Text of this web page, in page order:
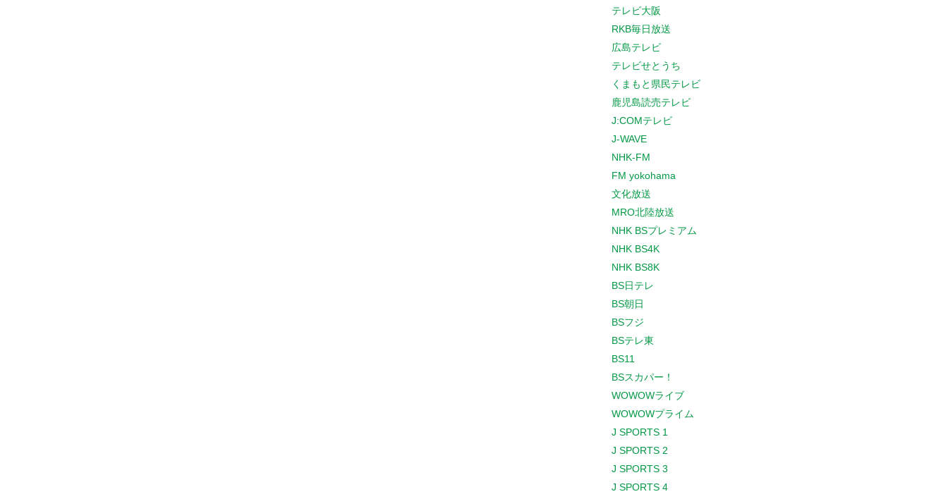
テレビ大阪
RKB毎日放送
広島テレビ
テレビせとうち
くまもと県民テレビ
鹿児島読売テレビ
J:COMテレビ
J-WAVE
NHK-FM
FM yokohama
文化放送
MRO北陸放送
NHK BSプレミアム
NHK BS4K
NHK BS8K
BS日テレ
BS朝日
BSフジ
BSテレ東
BS11
BSスカパー！
WOWOWライブ
WOWOWプライム
J SPORTS 1
J SPORTS 2
J SPORTS 3
J SPORTS 4